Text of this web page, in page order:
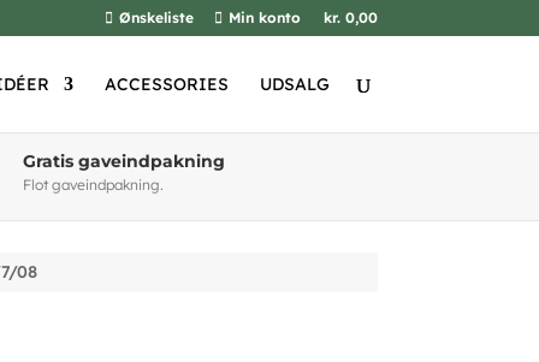
Ønskeliste Min konto kr. 0,00
ACCESSORIES UDSALG
Gratis gaveindpakning
Flot gaveindpakning.
08